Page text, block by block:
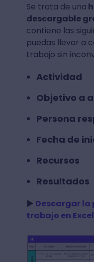
Se trata de una
descargable
contiene las
puedas llevar a
trabajo sin
Actividad
Objetivo a
Persona
Fecha de
Recursos
Resultados
► Descargar la
trabajo en Excel